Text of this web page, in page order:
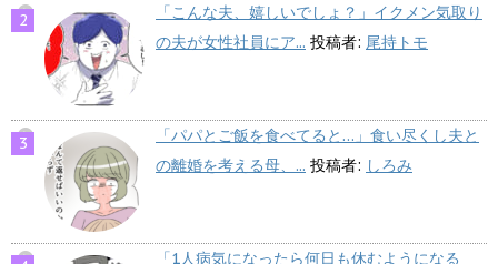
「こんな夫、嬉しいでしょ？」イクメン気取り
の夫が女性社員にア... 投稿者: 尾持トモ
「パパとご飯を食べてると…」食い尽くし夫と
の離婚を考える母、... 投稿者: しろみ
「1人病気になったら何日も休むようになる